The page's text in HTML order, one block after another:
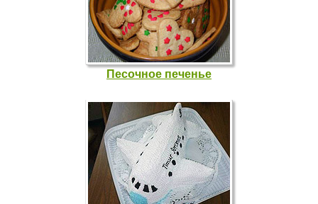
Песочное печенье